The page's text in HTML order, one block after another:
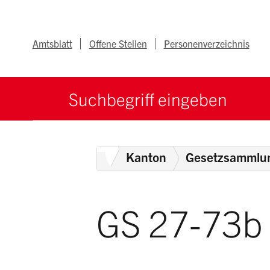
Metanav
Amtsblatt Offene Stellen Personenverzeichnis
Suchbegriff
HomeKanton
GS 27-73b